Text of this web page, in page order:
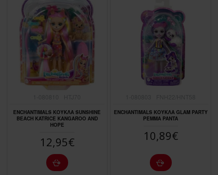
ENCHANTIMALS ΚΟΥΚΛΑ SUNSHINE
BEACH KATRICE KANGAROO AND
HOPE
12,95€
ENCHANTIMALS ΚΟΥΚΛΑ GLAM PARTY
PEMMA PANTA
10,89€